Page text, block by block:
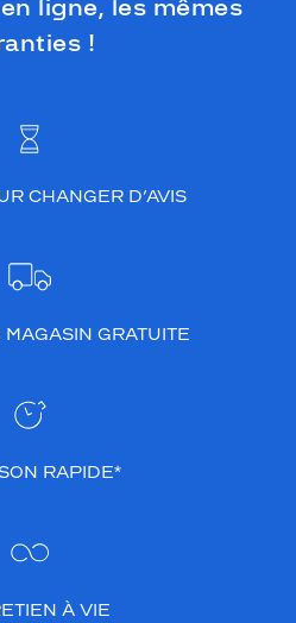
ligne, les mêmes
!
CHANGER D’AVIS
GRATUITE
RAPIDE*
À VIE